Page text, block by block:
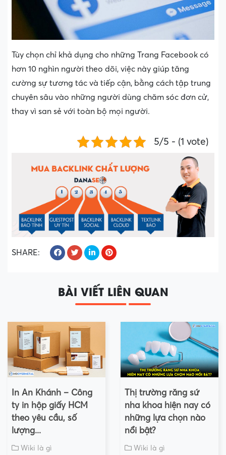
Tùy chọn chỉ khả dụng cho những Trang Facebook có
hơn 10 nghìn người theo dõi, việc này giúp tăng
cường sự tương tác và tiếp cận, bằng cách tập trung
chuyên sâu vào những người dùng chăm sóc đơn cử,
thay vì san sẻ với toàn bộ mọi người.
5/5 - (1 vote)
SHARE:
BÀI VIẾT LIÊN QUAN
In An Khánh – Công
ty in hộp giấy HCM
theo yêu cầu, số
lượng...
Wiki là gì
Thị trường răng sứ
nha khoa hiện nay có
những lựa chọn nào
nổi bật?
Wiki là gì